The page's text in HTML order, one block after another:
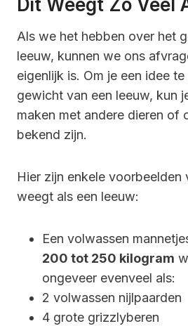
Dit Weegt Zo Veel
Als we het hebben over het
leeuw, kunnen we ons
eigenlijk is. Om je een idee
gewicht van een leeuw, kun
maken met andere dieren of
bekend zijn.
Hier zijn enkele voorbeelden
weegt als een leeuw:
Een volwassen
200 tot 250 kilogram
ongeveer evenveel als:
2 volwassen nijlpaarden
4 grote grizzlyberen